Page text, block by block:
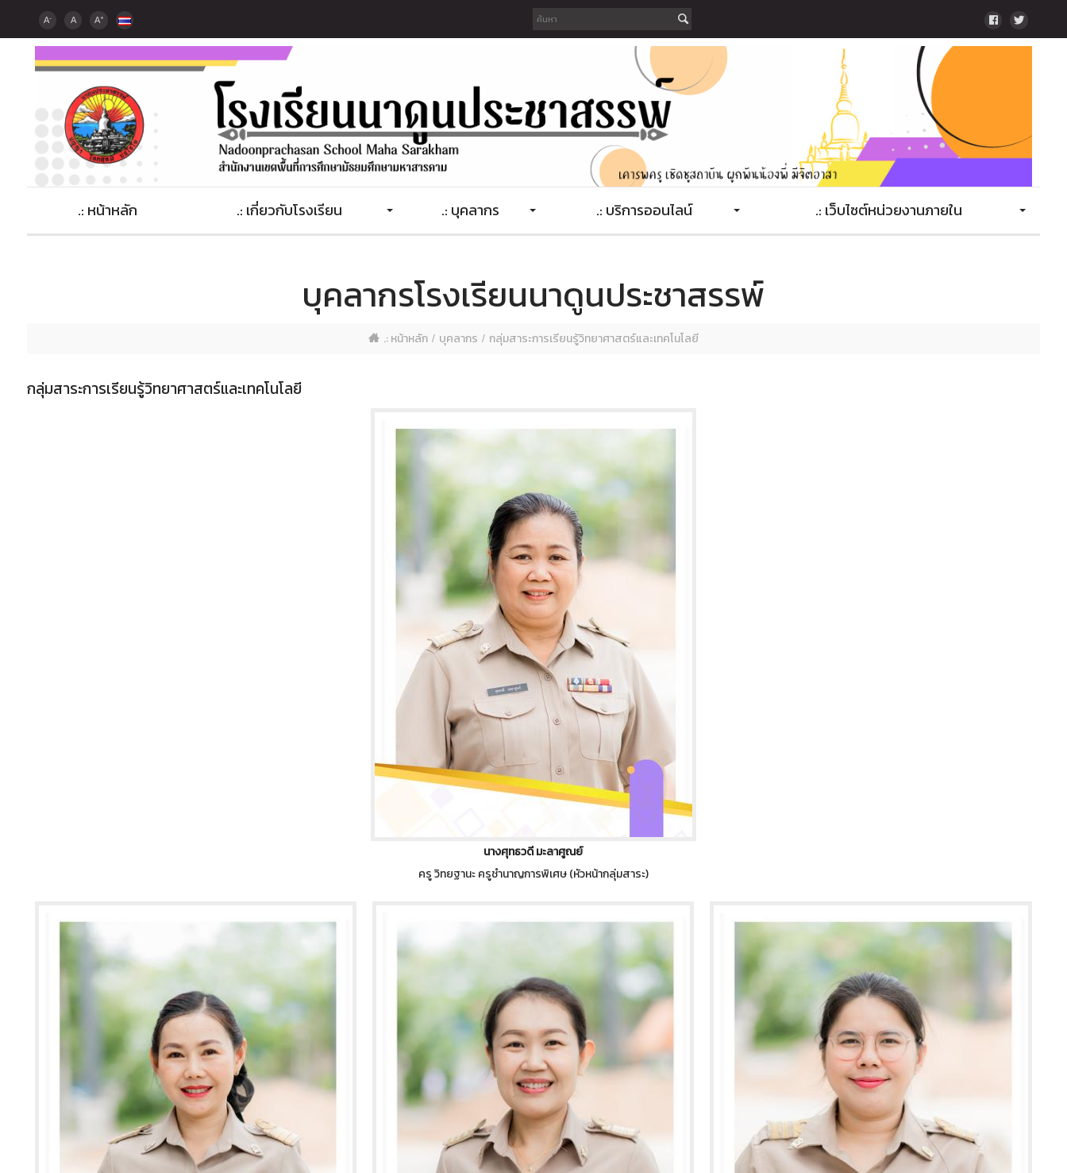
A- A A+
.: หน้าหลัก .: เกี่ยวกับโรงเรียน .: บุคลากร .: บริการออนไลน์ .: เว็บไซต์หน่วยงานภายใน
บุคลากรโรงเรียนนาดูนประชาสรรพ์
.: หน้าหลัก บุคลากร กลุ่มสาระการเรียนรู้วิทยาศาสตร์และเทคโนโลยี
กลุ่มสาระการเรียนรู้วิทยาศาสตร์และเทคโนโลยี
นางศุทธวดี มะลาศูณย์
ครู วิทยฐานะ ครูชำนาญการพิเศษ (หัวหน้ากลุ่มสาระ)